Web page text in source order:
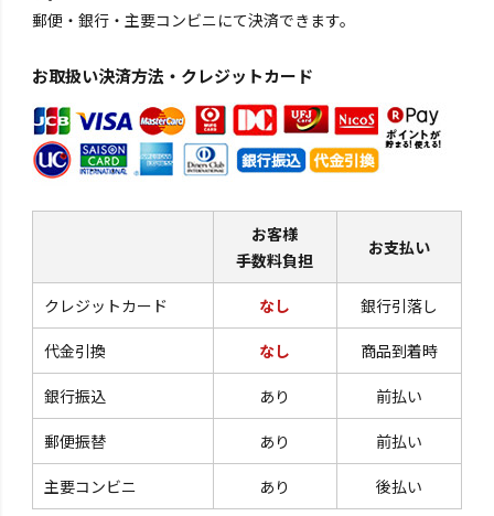
郵便・銀行・主要コンビニにて決済できます。
お取扱い決済方法・クレジットカード
お客様
手数料負担
お支払い
クレジットカード なし 銀行引落し
代金引換 なし 商品到着時
銀行振込 あり 前払い
郵便振替 あり 前払い
主要コンビニ あり 後払い